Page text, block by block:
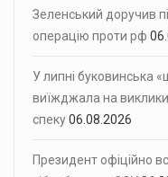
Зеленський доручив
операцію проти рф
У липні буковинська
виїжджала на
спеку06.08.2026
Президент офіційно